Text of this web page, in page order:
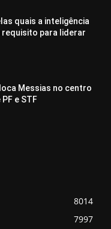
quais a inteligência
requisito para liderar
Messias no centro
e STF
8014
7997